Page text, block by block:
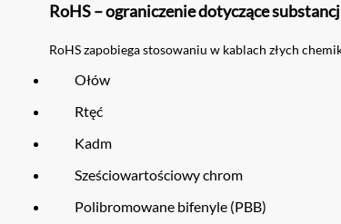
RoHS – ograniczenie dotyczące
RoHS zapobiega stosowaniu w kablach złych
Ołów
Rtęć
Kadm
Sześciowartościowy chrom
Polibromowane bifenyle (PBB)